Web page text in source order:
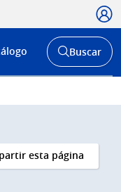
Menú
deAbrir
buscador
Buscar
esta página